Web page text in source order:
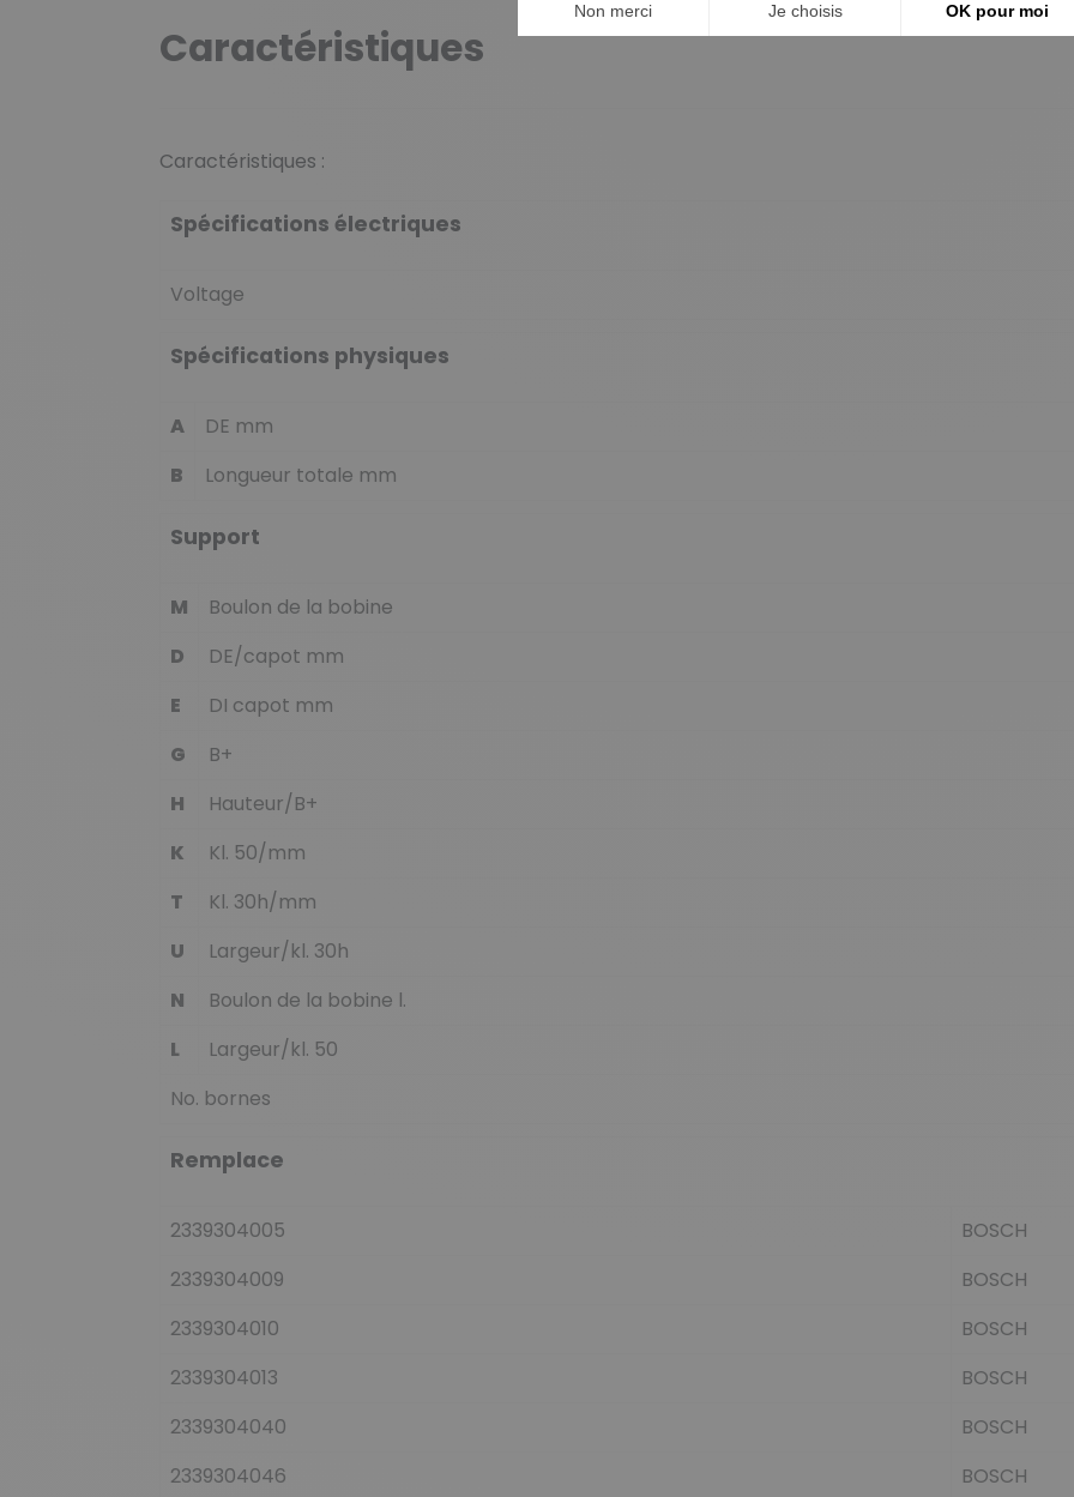
Caractéristiques
Caractéristiques :
Spécifications électriques
Voltage
Spécifications physiques
A
DE mm
B
Longueur totale mm
Support
M
Boulon de la bobine
D
DE/capot mm
E
DI capot mm
G
B+
H
Hauteur/B+
K
Kl. 50/mm
T
Kl. 30h/mm
U
Largeur/kl. 30h
N
Boulon de la bobine l.
L
Largeur/kl. 50
No. bornes
Remplace
2339304005
BOSCH
2339304009
BOSCH
2339304010
BOSCH
2339304013
BOSCH
2339304040
BOSCH
2339304046
BOSCH